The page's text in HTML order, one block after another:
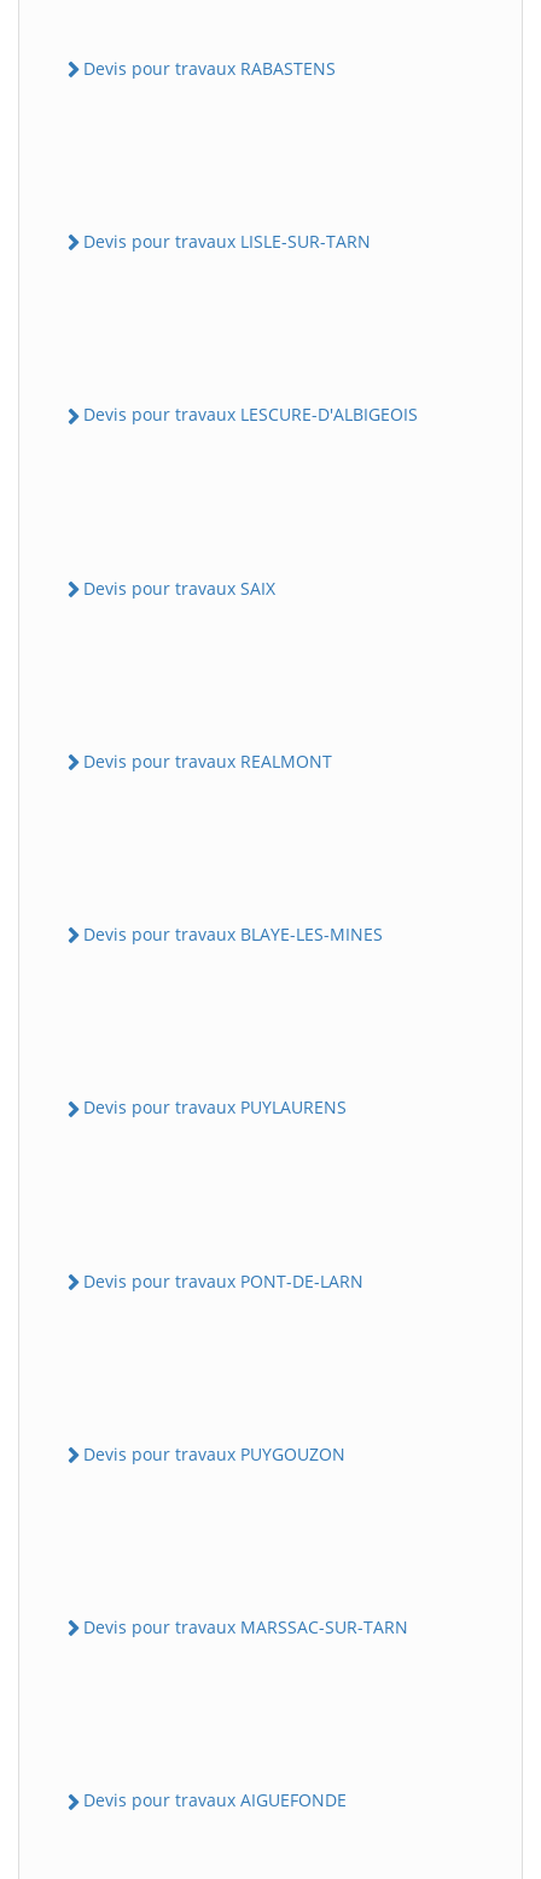
Devis pour travaux RABASTENS
Devis pour travaux LISLE-SUR-TARN
Devis pour travaux LESCURE-D'ALBIGEOIS
Devis pour travaux SAIX
Devis pour travaux REALMONT
Devis pour travaux BLAYE-LES-MINES
Devis pour travaux PUYLAURENS
Devis pour travaux PONT-DE-LARN
Devis pour travaux PUYGOUZON
Devis pour travaux MARSSAC-SUR-TARN
Devis pour travaux AIGUEFONDE